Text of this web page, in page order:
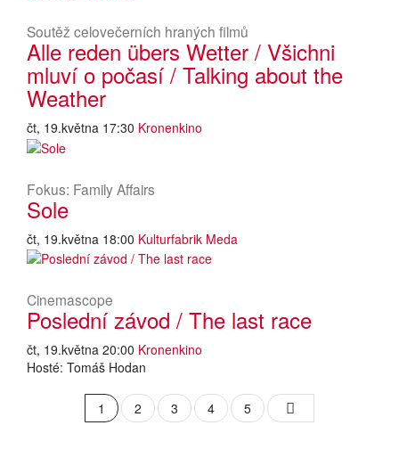
Soutěž celovečerních hraných filmů
Alle reden übers Wetter / Všichni
mluví o počasí / Talking about the
Weather
čt, 19.května 17:30 Kronenkino
Fokus: Family Affairs
Sole
čt, 19.května 18:00 Kulturfabrik Meda
Cinemascope
Poslední závod / The last race
čt, 19.května 20:00 Kronenkino
Hosté: Tomáš Hodan
1 2 3 4 5